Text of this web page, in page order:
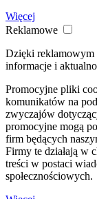
Więcej
Reklamowe
Dzięki reklamowym
informacje i
Promocyjne pliki
komunikatów na
zwyczajów
promocyjne mogą
firm będących
Firmy te działają w
treści w postaci
społecznościowych.